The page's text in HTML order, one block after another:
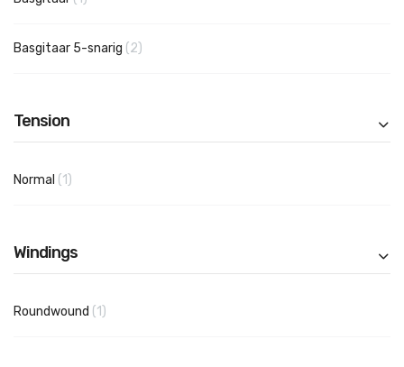
Basgitaar 5-snarig 2producten
Tension
Normal 1product
Windings
Roundwound 1product